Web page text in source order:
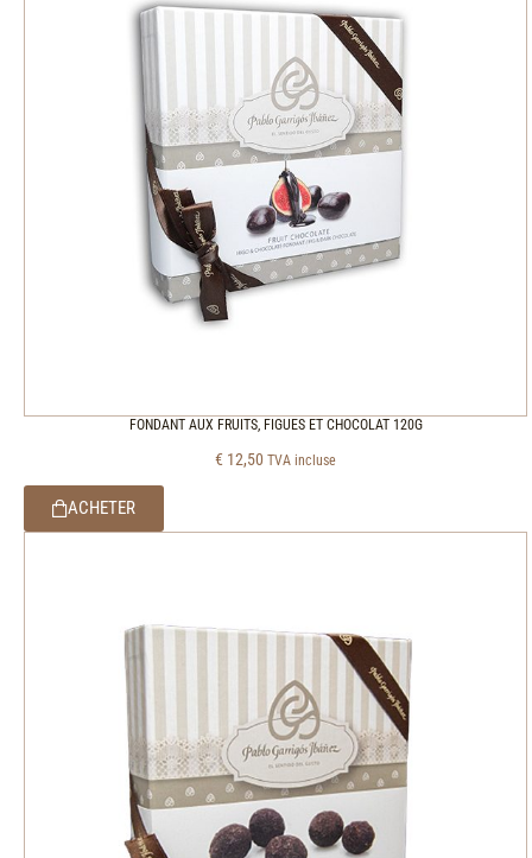
FONDANT AUX FRUITS, FIGUES ET CHOCOLAT 120G
€ 12,50 TVA incluse
ACHETER